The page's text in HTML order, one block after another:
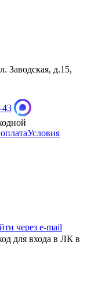
Заводская, д.15,
43
Условия
через e-mail
для входа в ЛК в